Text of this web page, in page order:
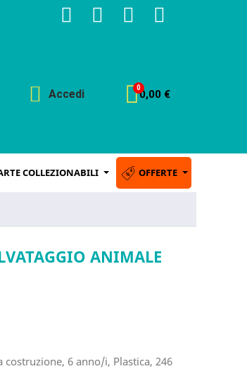
Accedi 0,00 €
COLLEZIONABILI OFFERTE
ANIMALE
6 anno/i, Plastica, 246